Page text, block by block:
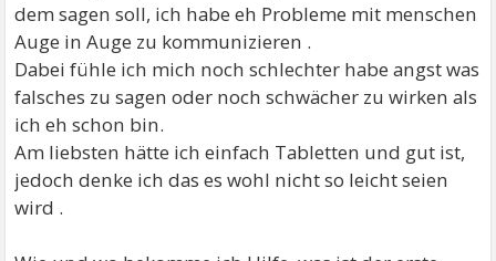
dem sagen soll, ich habe eh Probleme mit menschen
Auge in Auge zu kommunizieren .
Dabei fühle ich mich noch schlechter habe angst was
falsches zu sagen oder noch schwächer zu wirken als
ich eh schon bin.
Am liebsten hätte ich einfach Tabletten und gut ist,
jedoch denke ich das es wohl nicht so leicht seien
wird .